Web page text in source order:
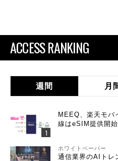
ACCESS RANKING
週間 月
MEEQ、楽天モ
線はeSIM提供開始
ホワイトペーパー
通信業界のAIト